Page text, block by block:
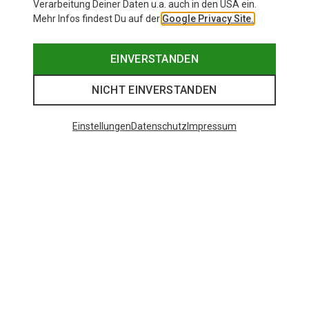
Verarbeitung Deiner Daten u.a. auch in den USA ein.
Mehr Infos findest Du auf der Google Privacy Site.
EINVERSTANDEN
NICHT EINVERSTANDEN
EinstellungenDatenschutz Impressum